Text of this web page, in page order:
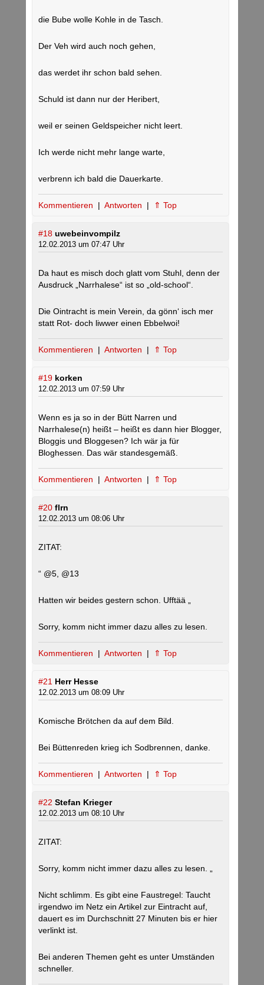
die Bube wolle Kohle in de Tasch.
Der Veh wird auch noch gehen,
das werdet ihr schon bald sehen.
Schuld ist dann nur der Heribert,
weil er seinen Geldspeicher nicht leert.
Ich werde nicht mehr lange warte,
verbrenn ich bald die Dauerkarte.
Kommentieren | Antworten | ⇑ Top
#18 uwebeinvompilz
12.02.2013 um 07:47 Uhr
Da haut es misch doch glatt vom Stuhl, denn der
Ausdruck „Narrhalese“ ist so „old-school“.
Die Ointracht is mein Verein, da gönn‘ isch mer
statt Rot- doch liwwer einen Ebbelwoi!
Kommentieren | Antworten | ⇑ Top
#19 korken
12.02.2013 um 07:59 Uhr
Wenn es ja so in der Bütt Narren und
Narrhalese(n) heißt – heißt es dann hier Blogger,
Bloggis und Bloggesen? Ich wär ja für
Bloghessen. Das wär standesgemäß.
Kommentieren | Antworten | ⇑ Top
#20 flrn
12.02.2013 um 08:06 Uhr
ZITAT:
“ @5, @13
Hatten wir beides gestern schon. Ufftää „
Sorry, komm nicht immer dazu alles zu lesen.
Kommentieren | Antworten | ⇑ Top
#21 Herr Hesse
12.02.2013 um 08:09 Uhr
Komische Brötchen da auf dem Bild.
Bei Büttenreden krieg ich Sodbrennen, danke.
Kommentieren | Antworten | ⇑ Top
#22 Stefan Krieger
12.02.2013 um 08:10 Uhr
ZITAT:
Sorry, komm nicht immer dazu alles zu lesen. „
Nicht schlimm. Es gibt eine Faustregel: Taucht
irgendwo im Netz ein Artikel zur Eintracht auf,
dauert es im Durchschnitt 27 Minuten bis er hier
verlinkt ist.
Bei anderen Themen geht es unter Umständen
schneller.